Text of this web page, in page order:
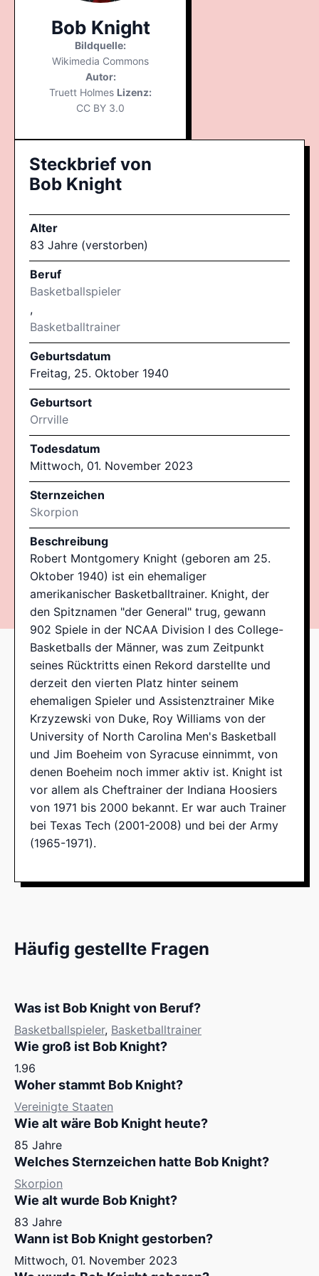
Bob Knight
Bildquelle:
Wikimedia Commons
Autor:
Truett Holmes Lizenz:
CC BY 3.0
Steckbrief von
Bob Knight
Alter
83 Jahre (verstorben)
Beruf
Basketballspieler
,
Basketballtrainer
Geburtsdatum
Freitag, 25. Oktober 1940
Geburtsort
Orrville
Todesdatum
Mittwoch, 01. November 2023
Sternzeichen
Skorpion
Beschreibung
Robert Montgomery Knight (geboren am 25.
Oktober 1940) ist ein ehemaliger
amerikanischer Basketballtrainer. Knight, der
den Spitznamen "der General" trug, gewann
902 Spiele in der NCAA Division I des College-
Basketballs der Männer, was zum Zeitpunkt
seines Rücktritts einen Rekord darstellte und
derzeit den vierten Platz hinter seinem
ehemaligen Spieler und Assistenztrainer Mike
Krzyzewski von Duke, Roy Williams von der
University of North Carolina Men's Basketball
und Jim Boeheim von Syracuse einnimmt, von
denen Boeheim noch immer aktiv ist. Knight ist
vor allem als Cheftrainer der Indiana Hoosiers
von 1971 bis 2000 bekannt. Er war auch Trainer
bei Texas Tech (2001-2008) und bei der Army
(1965-1971).
Häufig gestellte Fragen
Was ist Bob Knight von Beruf?
Basketballspieler, Basketballtrainer
Wie groß ist Bob Knight?
1.96
Woher stammt Bob Knight?
Vereinigte Staaten
Wie alt wäre Bob Knight heute?
85 Jahre
Welches Sternzeichen hatte Bob Knight?
Skorpion
Wie alt wurde Bob Knight?
83 Jahre
Wann ist Bob Knight gestorben?
Mittwoch, 01. November 2023